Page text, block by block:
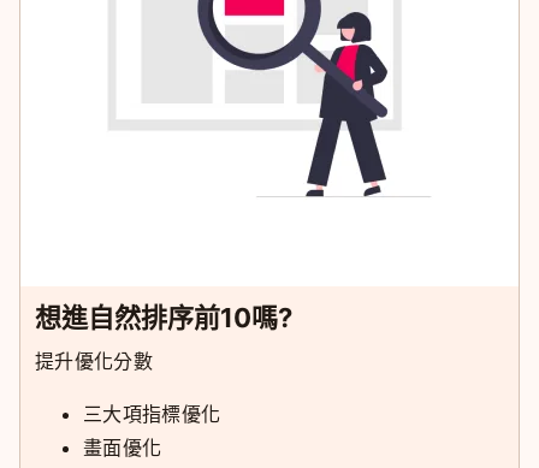
想進自然排序前10嗎?
提升優化分數
三大項指標優化
畫面優化